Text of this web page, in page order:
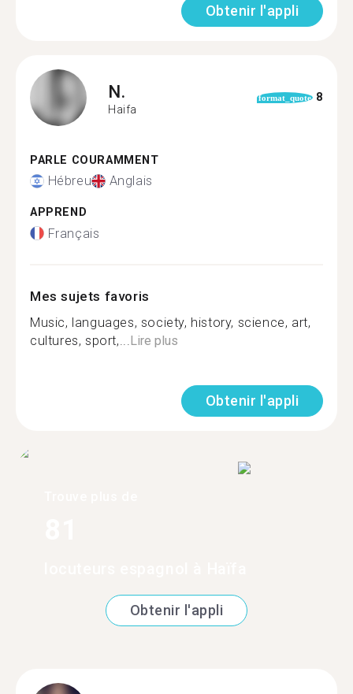
Obtenir l'appli
N.
Haifa
format_quote 8
PARLE COURAMMENT
Hébreu Anglais
APPREND
Français
Mes sujets favoris
Music, languages, society, history, science, art,
cultures, sport,... Lire plus
Obtenir l'appli
Obtenir l'appli